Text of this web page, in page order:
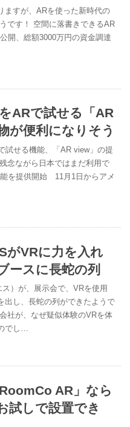
ますが、ARを使った新時代の
です！ 空間に落書きできるAR
開、総額3000万円の資金調達
ARで試せる「AR
が便利になりそう
試せる機能、「AR view」の提
念ながら日本ではまだ利用で
を提供開始 11月1日からアメ
がVRに力を入れ
ースに長蛇の列
）が、展示会で、VRを使用
出し、長蛇の列ができたようで
社が、なぜ疑似体験のVRを体
でし…
AR」なら
試しで設置でき